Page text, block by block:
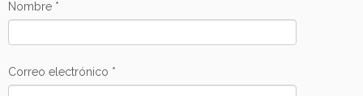
Nombre *
Correo electrónico *